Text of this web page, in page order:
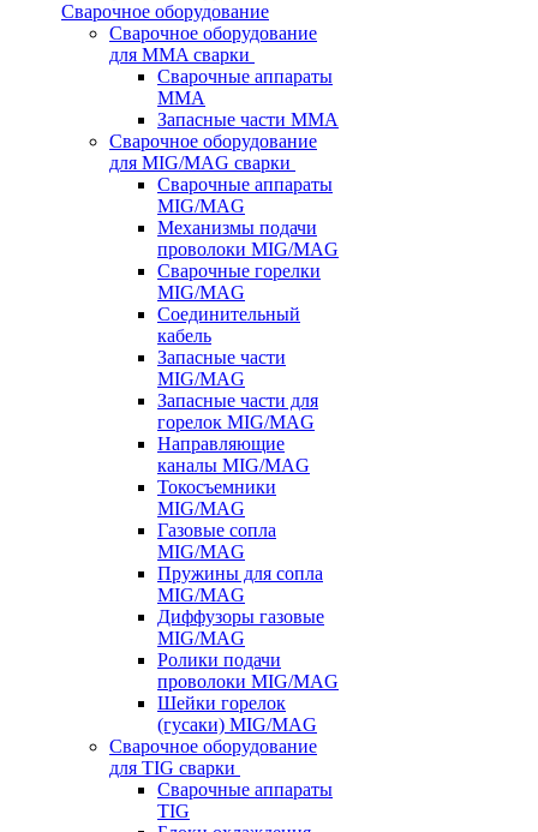
Сварочное оборудование
Сварочное оборудование
для MMA сварки
Сварочные аппараты
MMA
Запасные части MMA
Сварочное оборудование
для MIG/MAG сварки
Сварочные аппараты
MIG/MAG
Механизмы подачи
проволоки MIG/MAG
Сварочные горелки
MIG/MAG
Соединительный
кабель
Запасные части
MIG/MAG
Запасные части для
горелок MIG/MAG
Направляющие
каналы MIG/MAG
Токосъемники
MIG/MAG
Газовые сопла
MIG/MAG
Пружины для сопла
MIG/MAG
Диффузоры газовые
MIG/MAG
Ролики подачи
проволоки MIG/MAG
Шейки горелок
(гусаки) MIG/MAG
Сварочное оборудование
для TIG сварки
Сварочные аппараты
TIG